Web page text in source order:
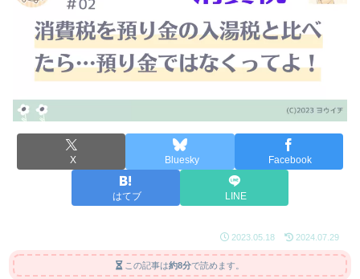
X Bluesky Facebook
はてブ LINE
2023.05.18 2024.07.29
この記事は約8分で読めます。